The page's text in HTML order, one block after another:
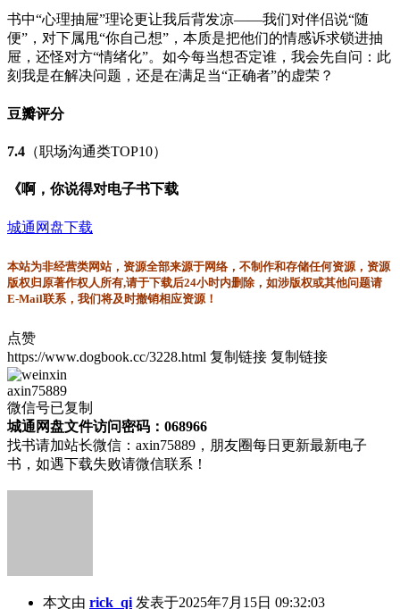
书中“心理抽屉”理论更让我后背发凉——我们对伴侣说“随
便”，对下属甩“你自己想”，本质是把他们的情感诉求锁进抽
屉，还怪对方“情绪化”。如今每当想否定谁，我会先自问：此
刻我是在解决问题，还是在满足当“正确者”的虚荣？
豆瓣评分
7.4 （职场沟通类TOP10）
《啊，你说得对电子书下载
城通网盘下载
本站为非经营类网站，资源全部来源于网络，不制作和存储任何资源，资源
版权归原著作权人所有,请于下载后24小时内删除，如涉版权或其他问题请
E-Mail联系，我们将及时撤销相应资源！
点赞
https://www.dogbook.cc/3228.html 复制链接 复制链接
axin75889
微信号已复制
城通网盘文件访问密码：068966
找书请加站长微信：axin75889，朋友圈每日更新最新电子
书，如遇下载失败请微信联系！
本文由 rick_qi 发表于2025年7月15日 09:32:03